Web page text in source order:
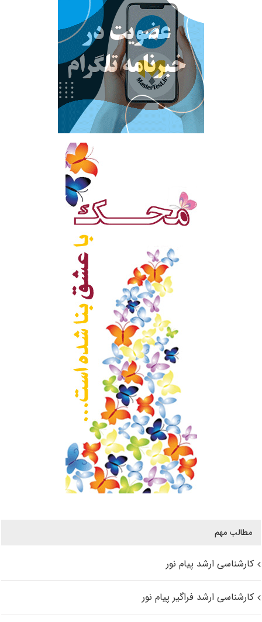
مطالب مهم
کارشناسی ارشد پیام نور
کارشناسی ارشد فراگیر پیام نور